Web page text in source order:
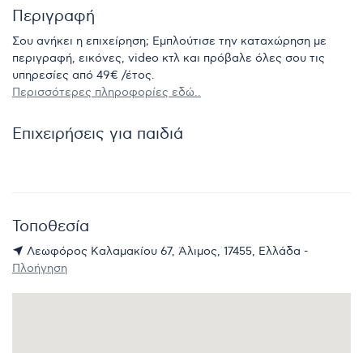
Περιγραφή
Σου ανήκει η επιχείρηση; Εμπλούτισε την καταχώρηση με
περιγραφή, εικόνες, video κτλ και πρόβαλε όλες σου τις
υπηρεσίες από 49€ /έτος.
Περισσότερες πληροφορίες εδώ..
Επιχειρήσεις για παιδιά
Τοποθεσία
Λεωφόρος Καλαμακίου 67, Άλιμος, 17455, Ελλάδα -
Πλοήγηση